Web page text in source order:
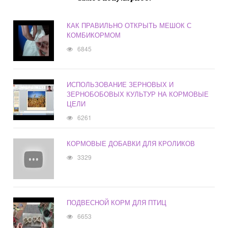
КАК ПРАВИЛЬНО ОТКРЫТЬ МЕШОК С
КОМБИКОРМОМ
6845
ИСПОЛЬЗОВАНИЕ ЗЕРНОВЫХ И
ЗЕРНОБОБОВЫХ КУЛЬТУР НА КОРМОВЫЕ
ЦЕЛИ
6261
КОРМОВЫЕ ДОБАВКИ ДЛЯ КРОЛИКОВ
3329
ПОДВЕСНОЙ КОРМ ДЛЯ ПТИЦ
6653